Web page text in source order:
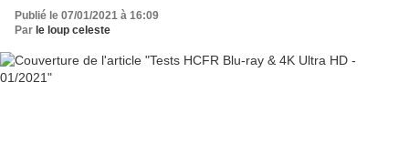
Publié le 07/01/2021 à 16:09
Par le loup celeste